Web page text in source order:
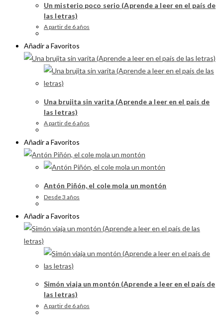
Un misterio poco serio (Aprende a leer en el país de
las letras)
A partir de 6 años
Añadir a Favoritos
Una brujita sin varita (Aprende a leer en el país de
las letras)
A partir de 6 años
Añadir a Favoritos
Antón Piñón, el cole mola un montón
Desde 3 años
Añadir a Favoritos
Simón viaja un montón (Aprende a leer en el país de
las letras)
A partir de 6 años